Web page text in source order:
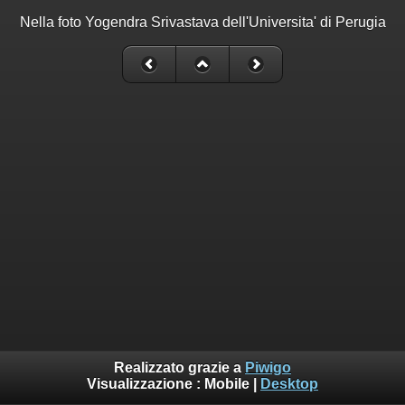
Nella foto Yogendra Srivastava dell'Universita' di Perugia
Realizzato grazie a Piwigo
Visualizzazione : Mobile Desktop